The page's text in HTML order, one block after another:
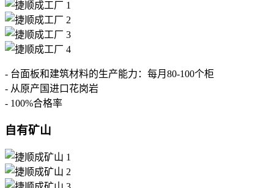
- 台面板和建筑材料的生产能力：每月80-100个柜
- 从原产国进口花岗岩
- 100%合格率
自有矿山